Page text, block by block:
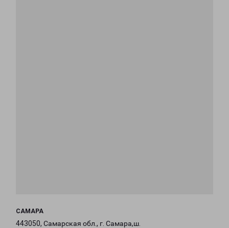
САМАРА
443050, Самарская обл., г. Самара,ш.